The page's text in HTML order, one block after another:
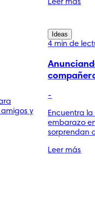
Leer más
y
Ideas
4 min de
-
Encuentra
embarazo
sorprendan
Leer más